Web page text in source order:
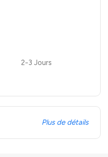
2-3 Jours
Plus de détails